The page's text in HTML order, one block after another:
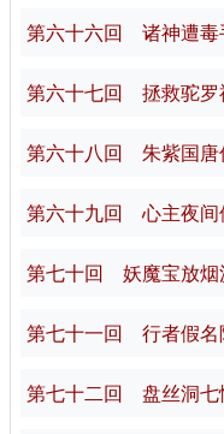
第六十六回 诸神遭
第六十七回 拯救驼
第六十八回 朱紫国
第六十九回 心主夜
第七十回 妖魔宝放
第七十一回 行者假
第七十二回 盘丝洞